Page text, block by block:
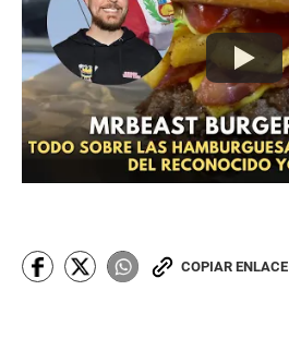
COPIAR ENLACE